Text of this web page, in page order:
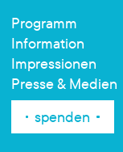
Programm
Information
Impressionen
Presse & Medien
spenden